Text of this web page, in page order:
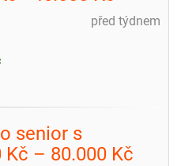
před týdnem
senior s
– 80.000 Kč